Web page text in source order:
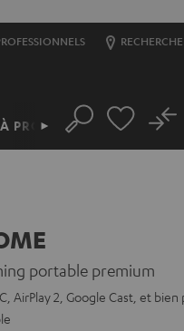
À PROPOS
► Rechercher
portable premium
AirPlay 2, Google Cast, et bien